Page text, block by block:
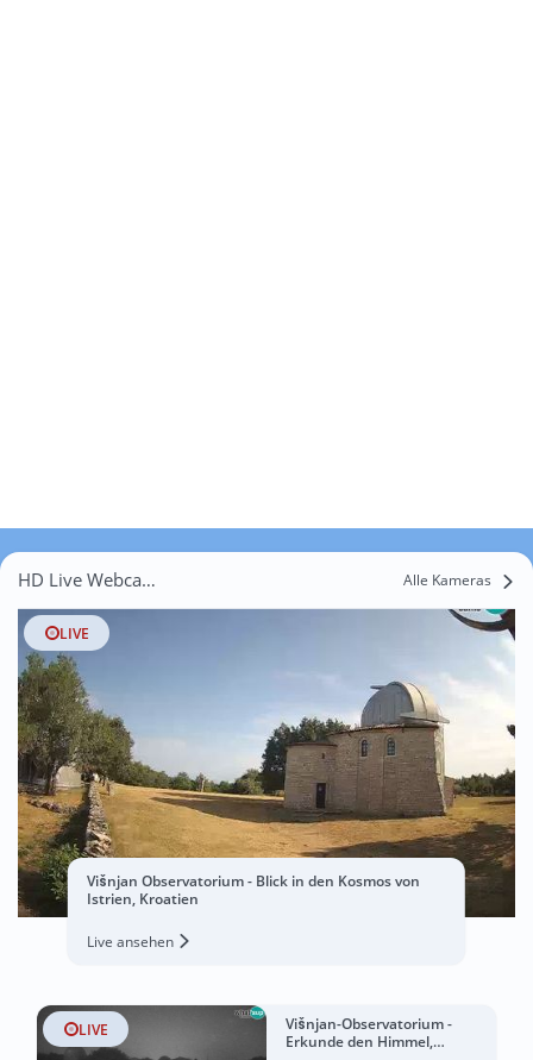
HD Live Webcams Vranići Alle Kameras
LIVE
Višnjan Observatorium - Blick in den Kosmos von
Istrien, Kroatien
Live ansehen
LIVE
Višnjan-Observatorium -
Erkunde den Himmel,